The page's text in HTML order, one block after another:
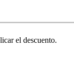
el descuento.